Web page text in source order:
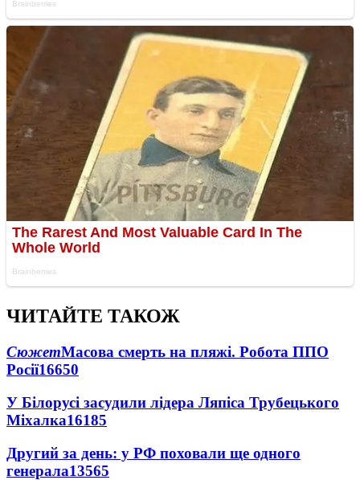
ЧИТАЙТЕ ТАКОЖ
СюжетМасова смерть на пляжі. Робота ППО
Росії16650
У Білорусі засудили лідера Ляпіса Трубецького
Міхалка16185
Другий за день: у РФ поховали ще одного
генерала13565